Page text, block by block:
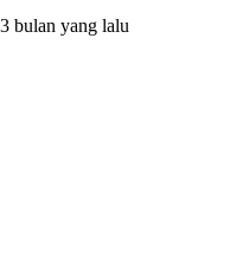
3 bulan yang lalu